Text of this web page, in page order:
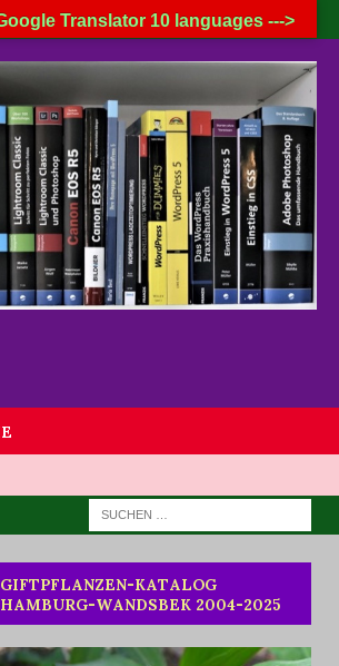
8. AUGUST 2026
GIFTPFLANZEN-KATALOG
HAMBURG-WANDSBEK 2004-2025
Translator 10 languages --->